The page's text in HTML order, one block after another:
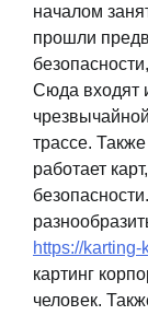
началом
прошли
Сюда входят
трассе.
работает
https://
картинг
человек.